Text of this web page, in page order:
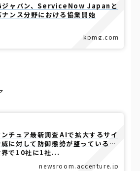
kpmg.com
ジャパン、ServiceNow Japanと
ンス分野における協業開始
newsroom.accenture.jp
チュア最新調査――AIで拡大するサイ
に対して防御態勢が整っている組
界で10社に1社...